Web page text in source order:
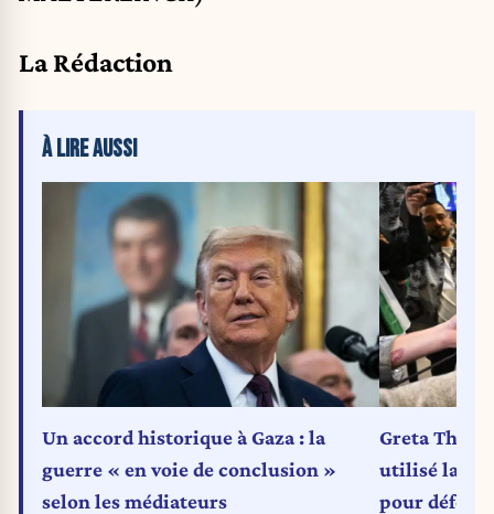
La Rédaction
À LIRE AUSSI
Un accord historique à Gaza : la
guerre « en voie de conclusion »
selon les médiateurs
Greta
utilisé la
pour